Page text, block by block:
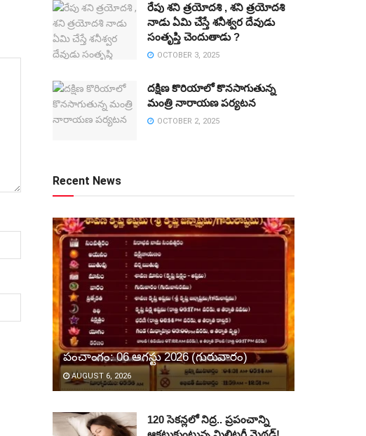
రేపు శని త్రయోదశి , శని త్రయోదశి
నాడు ఏమి చేస్తే శనీశ్వర దేవుడు
సంతృప్తి చెందుతాడు ?
OCTOBER 3, 2025
దక్షిణ కొరియాలో కొనసాగుతున్న
మంత్రి నారాయణ పర్యటన
OCTOBER 2, 2025
Recent News
పంచాంగం: 06 ఆగస్టు 2026 (గురువారం)
AUGUST 6, 2026
120 సెకన్లలో నిద్ర.. ప్రపంచాన్ని